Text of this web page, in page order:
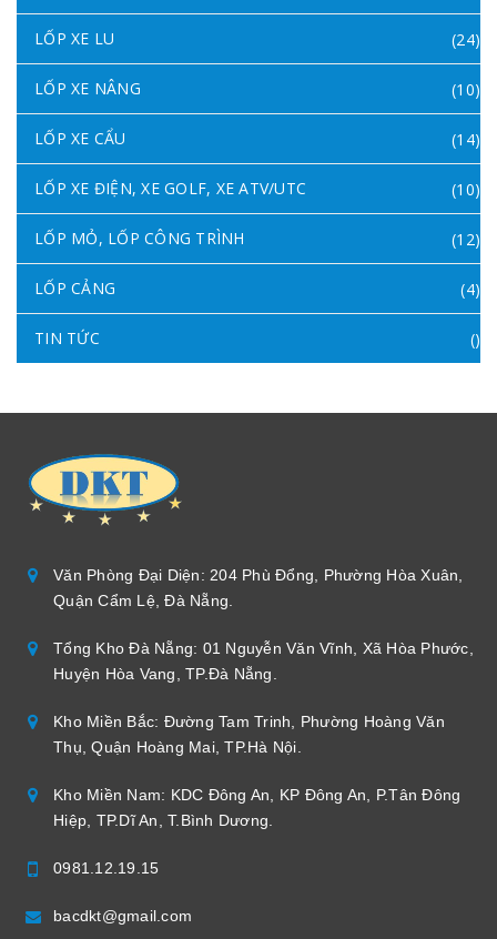
LỐP XE LU (24)
LỐP XE NÂNG (10)
LỐP XE CẨU (14)
LỐP XE ĐIỆN, XE GOLF, XE ATV/UTC (10)
LỐP MỎ, LỐP CÔNG TRÌNH (12)
LỐP CẢNG (4)
TIN TỨC ()
Văn Phòng Đại Diện: 204 Phù Đổng, Phường Hòa Xuân,
Quận Cẩm Lệ, Đà Nẵng.
Tổng Kho Đà Nẵng: 01 Nguyễn Văn Vĩnh, Xã Hòa Phước,
Huyện Hòa Vang, TP.Đà Nẵng.
Kho Miền Bắc: Đường Tam Trinh, Phường Hoàng Văn
Thụ, Quận Hoàng Mai, TP.Hà Nội.
Kho Miền Nam: KDC Đông An, KP Đông An, P.Tân Đông
Hiệp, TP.Dĩ An, T.Bình Dương.
0981.12.19.15
bacdkt@gmail.com